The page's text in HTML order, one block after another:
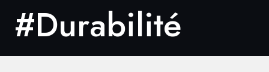
Royaume-Uni
#Durabilité